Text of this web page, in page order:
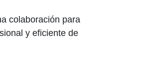
colaboración para
y eficiente de